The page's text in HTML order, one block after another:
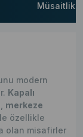
Müsaitlik
modern
Kapalı
merkeze
özellikle
olan misafirler